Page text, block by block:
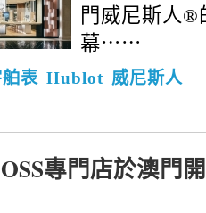
門威尼斯人®
幕⋯⋯
表 Hublot 威尼斯人
專門店於澳門